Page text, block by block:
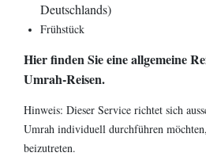
Deutschlands)
Frühstück
Hier finden Sie eine allgemeine
Umrah-Reisen.
Hinweis: Dieser Service richtet sich
Umrah individuell durchführen
beizutreten.